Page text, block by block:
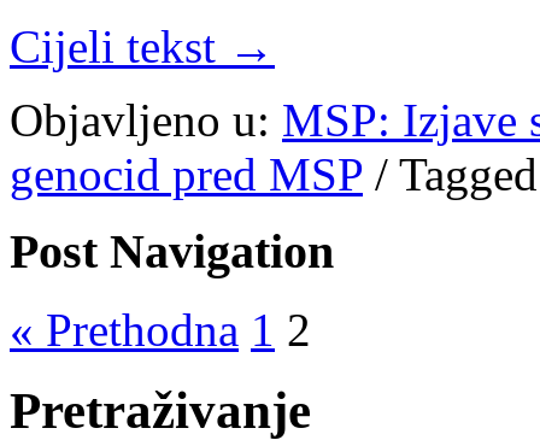
Cijeli tekst →
Objavljeno u: MSP: Izjave
genocid pred MSP /
Post Navigation
« Prethodna 1 2
Pretraživanje